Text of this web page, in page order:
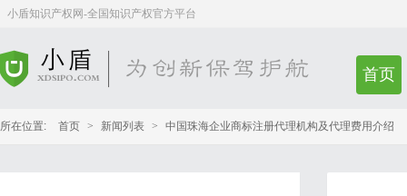
小盾知识产权网-全国知识产权官方平台
首页
所在位置: 首页 > 新闻列表 > 中国珠海企业商标注册代理机构及代理费用介绍